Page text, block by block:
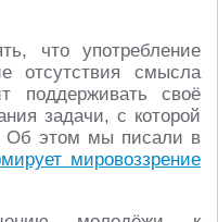
что употребление
отсутствия смысла
поддерживать своё
задачи, с которой
Об этом мы писали в
мировоззрение